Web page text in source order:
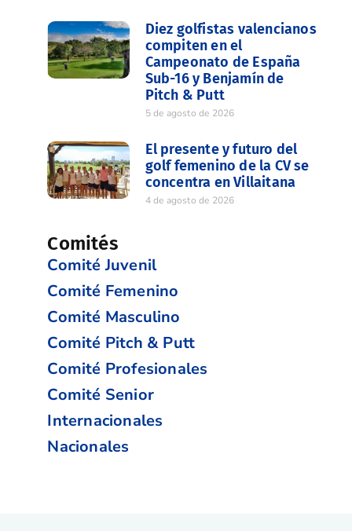
Diez golfistas valencianos
compiten en el
Campeonato de España
Sub-16 y Benjamín de
Pitch & Putt
5 de agosto de 2026
El presente y futuro del
golf femenino de la CV se
concentra en Villaitana
4 de agosto de 2026
Comités
Comité Juvenil
Comité Femenino
Comité Masculino
Comité Pitch & Putt
Comité Profesionales
Comité Senior
Internacionales
Nacionales